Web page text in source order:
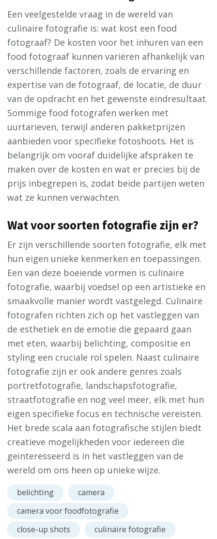
Een veelgestelde vraag in de wereld van
culinaire fotografie is: wat kost een food
fotograaf? De kosten voor het inhuren van een
food fotograaf kunnen variëren afhankelijk van
verschillende factoren, zoals de ervaring en
expertise van de fotograaf, de locatie, de duur
van de opdracht en het gewenste eindresultaat.
Sommige food fotografen werken met
uurtarieven, terwijl anderen pakketprijzen
aanbieden voor specifieke fotoshoots. Het is
belangrijk om vooraf duidelijke afspraken te
maken over de kosten en wat er precies bij de
prijs inbegrepen is, zodat beide partijen weten
wat ze kunnen verwachten.
Wat voor soorten fotografie zijn er?
Er zijn verschillende soorten fotografie, elk met
hun eigen unieke kenmerken en toepassingen.
Een van deze boeiende vormen is culinaire
fotografie, waarbij voedsel op een artistieke en
smaakvolle manier wordt vastgelegd. Culinaire
fotografen richten zich op het vastleggen van
de esthetiek en de emotie die gepaard gaan
met eten, waarbij belichting, compositie en
styling een cruciale rol spelen. Naast culinaire
fotografie zijn er ook andere genres zoals
portretfotografie, landschapsfotografie,
straatfotografie en nog veel meer, elk met hun
eigen specifieke focus en technische vereisten.
Het brede scala aan fotografische stijlen biedt
creatieve mogelijkheden voor iedereen die
geïnteresseerd is in het vastleggen van de
wereld om ons heen op unieke wijze.
belichting
camera
camera voor foodfotografie
close-up shots
culinaire fotografie